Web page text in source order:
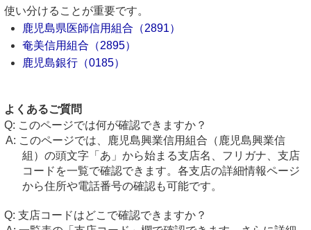
使い分けることが重要です。
鹿児島県医師信用組合（2891）
奄美信用組合（2895）
鹿児島銀行（0185）
よくあるご質問
このページでは何が確認できますか？
このページでは、鹿児島興業信用組合（鹿児島興業信
組）の頭文字「あ」から始まる支店名、フリガナ、支店
コードを一覧で確認できます。各支店の詳細情報ページ
から住所や電話番号の確認も可能です。
支店コードはどこで確認できますか？